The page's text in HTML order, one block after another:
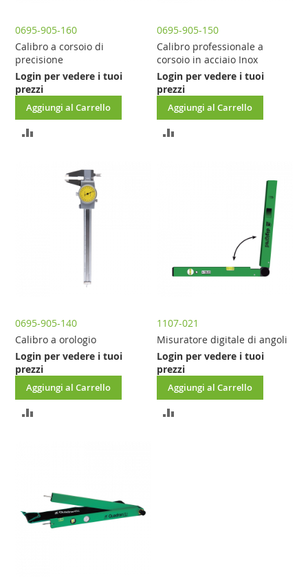
0695-905-160
Calibro a corsoio di
precisione
Login per vedere i tuoi
prezzi
Aggiungi al Carrello
AGGIUNGI
CONFRONTO
0695-905-150
Calibro professionale a
corsoio in acciaio Inox
Login per vedere i tuoi
prezzi
Aggiungi al Carrello
0695-905-140
Calibro a orologio
Login per vedere i tuoi
prezzi
Aggiungi al Carrello
AGGIUNGI
1107-021
Misuratore digitale di angoli
Login per vedere i tuoi
prezzi
Aggiungi al Carrello